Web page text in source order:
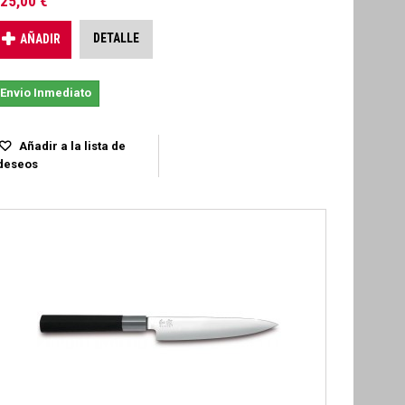
AÑADIR DETALLE
Envio Inmediato
Añadir a la lista de